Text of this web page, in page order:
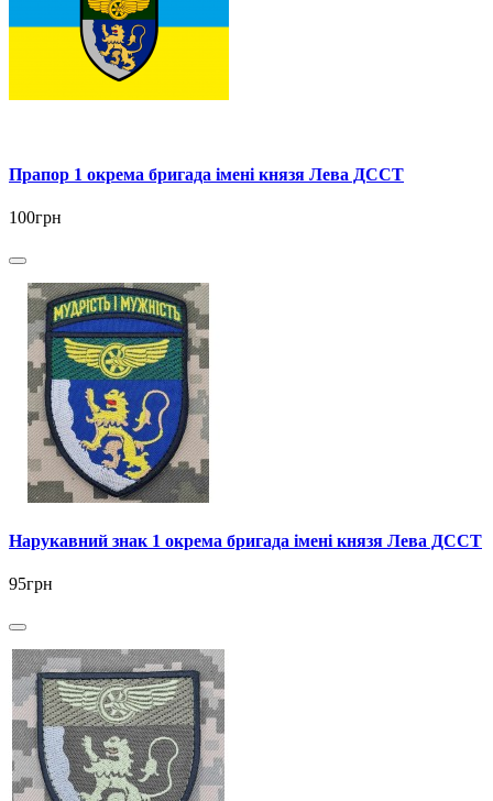
Прапор 1 окрема бригада імені князя Лева ДССТ
100грн
Нарукавний знак 1 окрема бригада імені князя Лева ДССТ
95грн